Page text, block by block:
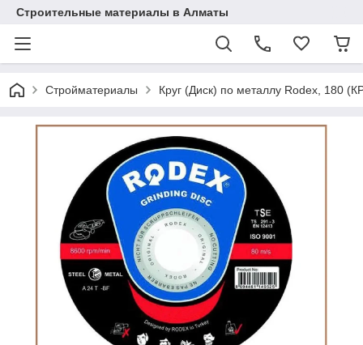
Строительные материалы в Алматы
Стройматериалы Круг (Диск) по металлу Rodex, 180